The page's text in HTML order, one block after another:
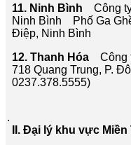
.
11. Ninh Bình Công ty
Ninh Bình Phố Ga
Điệp, Ninh Bình
12. Thanh Hóa Công
718 Quang Trung, P.
0237.378.5555)
II. Đại lý khu vực Miền